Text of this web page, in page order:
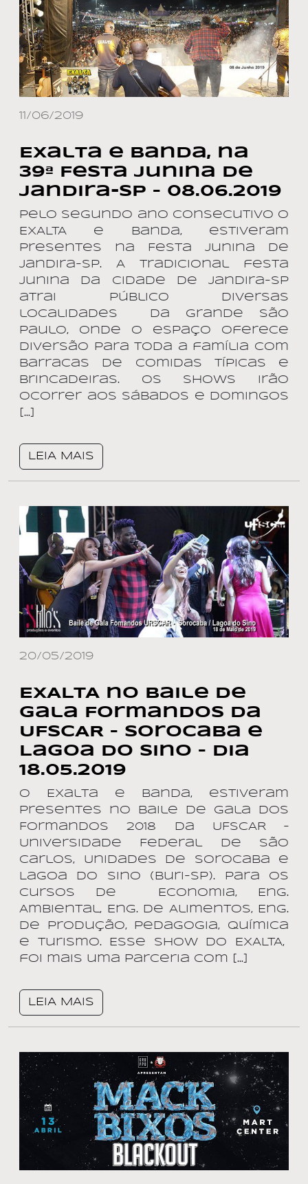
11/06/2019
Exalta e Banda, na
39ª Festa Junina de
Jandira-SP – 08.06.2019
Pelo segundo ano consecutivo o
EXALTA e banda, estiveram
presentes na Festa Junina de
Jandira-SP. A tradicional festa
Junina da cidade de Jandira-SP
atrai público diversas
localidades da grande São
Paulo, onde o espaço oferece
diversão para toda a família com
barracas de comidas típicas e
brincadeiras. Os shows irão
ocorrer aos sábados e domingos
[…]
LEIA MAIS
20/05/2019
EXALTA no Baile de
Gala Formandos da
UFSCAR – Sorocaba e
Lagoa do Sino – dia
18.05.2019
O Exalta e Banda, estiveram
presentes no Baile de Gala dos
Formandos 2018 da UFSCAR –
Universidade Federal de São
Carlos, Unidades de Sorocaba e
Lagoa do Sino (Buri-SP). Para os
cursos de Economia, Eng.
Ambiental, Eng. de Alimentos, Eng.
de Produção, Pedagogia, Química
e Turismo. Esse show do EXALTA,
foi mais uma parceria com […]
LEIA MAIS